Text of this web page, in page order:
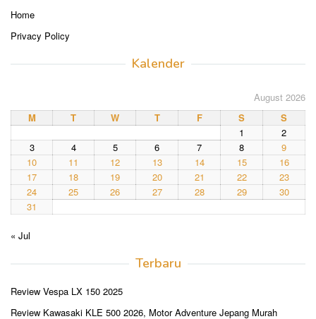
Home
Privacy Policy
Kalender
August 2026
M
T W T F S
S
1
2
3
4 5 6 7 8
9
10
11 12 13 14 15
16
17
18 19 20 21 22
23
24
25 26 27 28 29
30
31
« Jul
Terbaru
Review Vespa LX 150 2025
Review Kawasaki KLE 500 2026, Motor Adventure Jepang Murah